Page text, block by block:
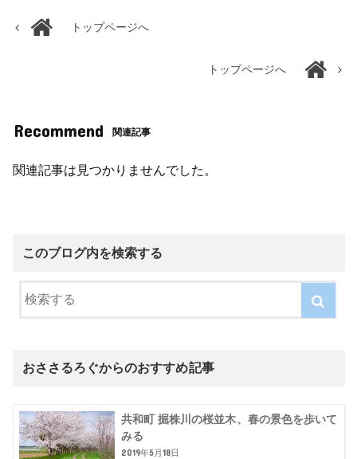
トップページへ
トップページへ
Recommend 関連記事
関連記事は見つかりませんでした。
このブログ内を検索する
おささるろぐからのおすすめ記事
共和町 掘株川の桜並木、春の景色を歩いて
みる
2019年5月18日